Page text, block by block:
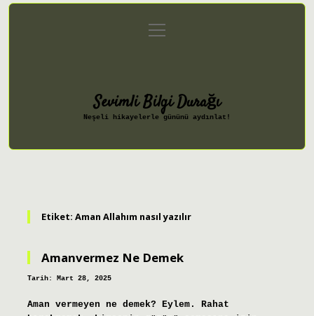
Gizlilik Politikası
menüyü
aç
Sevimli Bilgi Durağı
Neşeli hikayelerle gününü aydınlat!
Etiket: Aman Allahım nasıl yazılır
Amanvermez Ne Demek
Tarih: Mart 28, 2025
Aman vermeyen ne demek? Eylem. Rahat